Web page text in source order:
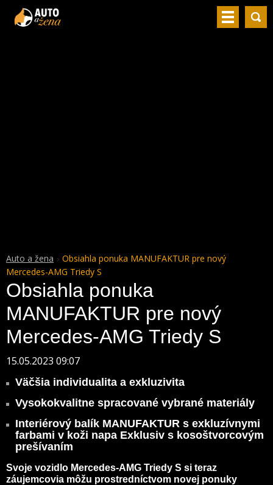
Auto a žena
Obsiahla ponuka MANUFAKTUR pre nový
Mercedes-AMG Triedy S
Obsiahla ponuka
MANUFAKTUR pre nový
Mercedes-AMG Triedy S
15.05.2023 09:07
Väčšia individualita a exkluzivita
Vysokokvalitne spracované vybrané materiály
Interiérový balík MANUFAKTUR s exkluzívnymi
farbami v koži napa Exklusiv s kosoštvorcovým
prešívaním
Svoje vozidlo Mercedes-AMG Triedy S si teraz
záujemcovia môžu prostredníctvom novej ponuky